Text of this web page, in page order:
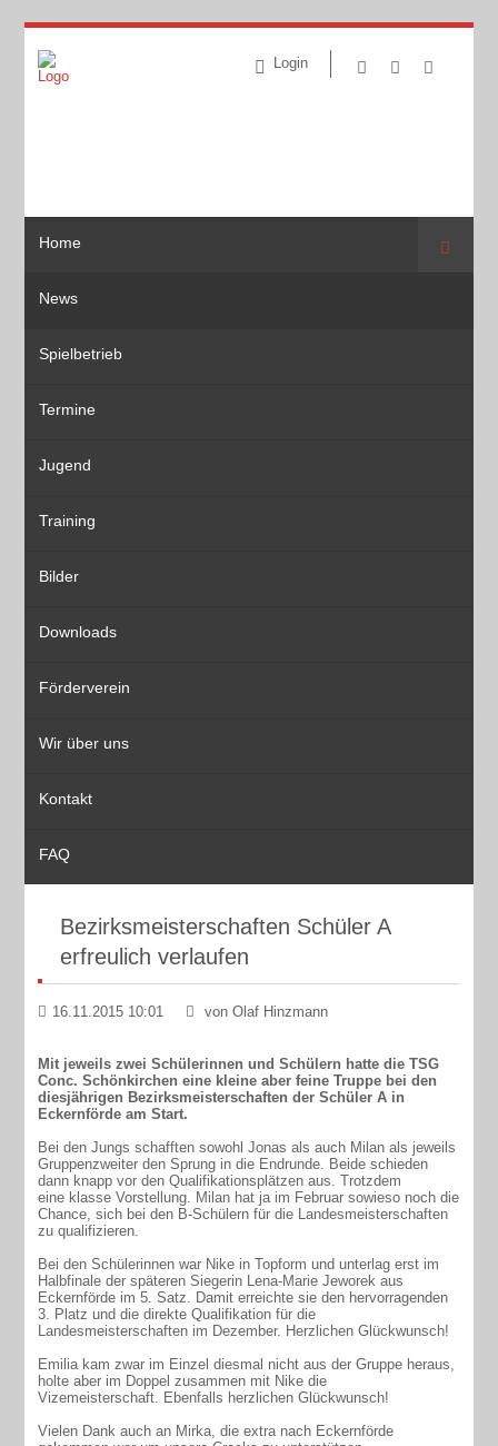
Login
Home
News
Spielbetrieb
Termine
Jugend
Training
Bilder
Downloads
Förderverein
Wir über uns
Kontakt
FAQ
Suche
Bezirksmeisterschaften Schüler A
erfreulich verlaufen
16.11.2015 10:01 von Olaf Hinzmann
Mit jeweils zwei Schülerinnen und Schülern hatte die TSG
Conc. Schönkirchen eine kleine aber feine Truppe bei den
diesjährigen Bezirksmeisterschaften der Schüler A in
Eckernförde am Start.
Bei den Jungs schafften sowohl Jonas als auch Milan als jeweils
Gruppenzweiter den Sprung in die Endrunde. Beide schieden
dann knapp vor den Qualifikationsplätzen aus. Trotzdem
eine klasse Vorstellung. Milan hat ja im Februar sowieso noch die
Chance, sich bei den B-Schülern für die Landesmeisterschaften
zu qualifizieren.
Bei den Schülerinnen war Nike in Topform und unterlag erst im
Halbfinale der späteren Siegerin Lena-Marie Jeworek aus
Eckernförde im 5. Satz. Damit erreichte sie den hervorragenden
3. Platz und die direkte Qualifikation für die
Landesmeisterschaften im Dezember. Herzlichen Glückwunsch!
Emilia kam zwar im Einzel diesmal nicht aus der Gruppe heraus,
holte aber im Doppel zusammen mit Nike die
Vizemeisterschaft. Ebenfalls herzlichen Glückwunsch!
Vielen Dank auch an Mirka, die extra nach Eckernförde